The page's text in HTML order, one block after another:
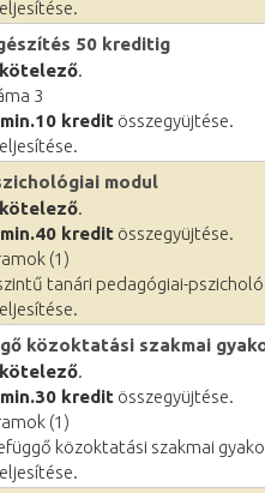
50 kreditig
.
3
min.10 kredit összegyüjtése.
modul
.
min.40 kredit összegyüjtése.
(1)
tanári pedagógiai-
közoktatási szakmai
.
min.30 kredit összegyüjtése.
(1)
közoktatási szakmai